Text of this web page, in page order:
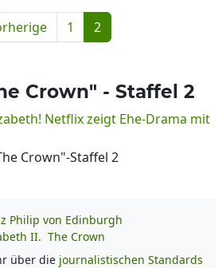
1 2
Crown" - Staffel 2
Netflix zeigt Ehe-Drama mit
Crown"-Staffel 2
Philip von Edinburgh
II. The Crown
über die journalistischen Standards